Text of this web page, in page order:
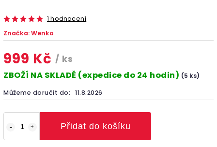
1 hodnocení
Značka:Wenko
999 Kč / ks
ZBOŽÍ NA SKLADĚ (expedice do 24 hodin) (5 ks)
Můžeme doručit do: 11.8.2026
Přidat do košíku